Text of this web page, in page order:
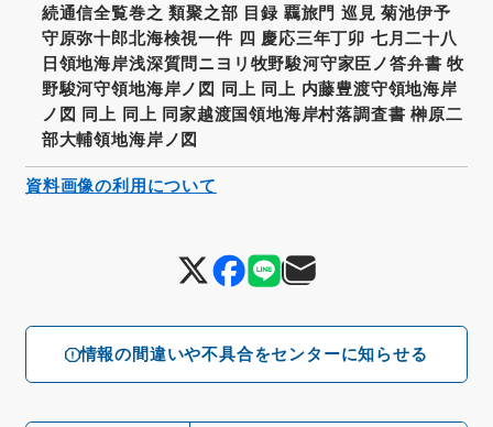
情報の間違いや不具合をセンターに知らせる
続通信全覧巻之 類聚之部 目録 覊旅門 巡見 菊池伊予
守原弥十郎北海検視一件 四 慶応三年丁卯 七月二十八
日領地海岸浅深質問ニヨリ牧野駿河守家臣ノ答弁書 牧
野駿河守領地海岸ノ図 同上 同上 内藤豊渡守領地海岸
ノ図 同上 同上 同家越渡国領地海岸村落調査書 榊原二
部大輔領地海岸ノ図
資料画像の利用について